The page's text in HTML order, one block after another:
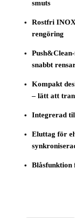
smuts
Rostfri
rengöring
snabbt
Kompakt
– lätt att
Integrerad
Eluttag för